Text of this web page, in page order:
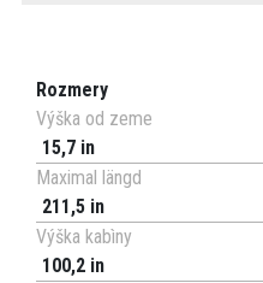
Rozmery
Výška od zeme
15,7 in
Maximal längd
211,5 in
Výška kabìny
100,2 in